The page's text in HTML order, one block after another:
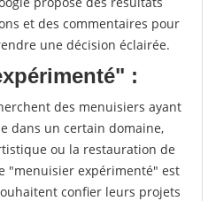
et des commentaires pour
une décision éclairée.
:
des menuisiers ayant
dans un certain domaine,
ou la restauration de
"menuisier expérimenté" est
confier leurs projets